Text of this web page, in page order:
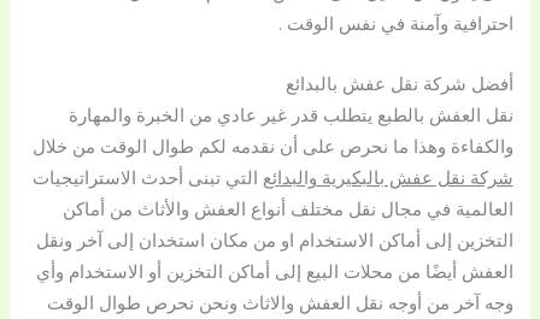
احترافية وآمنة في نفس الوقت .
أفضل شركة نقل عفش بالبدائع
نقل العفش بالطبع يتطلب قدر غير عادي من الخبرة والمهارة
والكفاءة وهذا ما نحرص على أن نقدمه لكم طوال الوقت من خلال
شركة نقل عفش بالبكيرية والبدائع التي تبنى أحدث الاستراتيجيات
العالمية في مجال نقل مختلف أنواع العفش والأثاث من أماكن
التخزين إلى أماكن الاستخدام او من مكان استخدان إلى آخر ونقل
العفش أيضًا من محلات البيع إلى أماكن التخزين أو الاستخدام وأي
وجه آخر من أوجه نقل العفش والاثاث ونحن نحرص طوال الوقت